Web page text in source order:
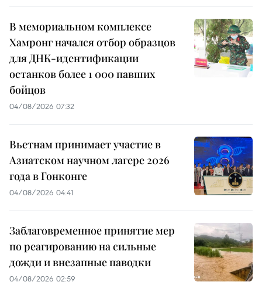
В мемориальном комплексе
Хамронг начался отбор образцов
для ДНК-идентификации
останков более 1 000 павших
бойцов
04/08/2026 07:32
Вьетнам принимает участие в
Азиатском научном лагере 2026
года в Гонконге
04/08/2026 04:41
Заблаговременное принятие мер
по реагированию на сильные
дожди и внезапные паводки
04/08/2026 02:59